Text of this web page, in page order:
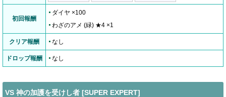
初回報酬
ダイヤ ×100
わざのアメ (緑) ★4 ×1
クリア報酬 なし
ドロップ報酬 なし
VS 神の加護を受けし者 [SUPER EXPERT]